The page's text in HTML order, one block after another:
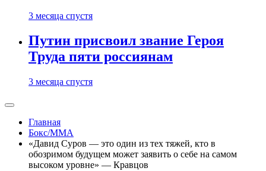
3 месяца спустя
Путин присвоил звание Героя
Труда пяти россиянам
3 месяца спустя
Главная
Бокс/MMA
«Давид Суров — это один из тех тяжей, кто в
обозримом будущем может заявить о себе на самом
высоком уровне» — Кравцов